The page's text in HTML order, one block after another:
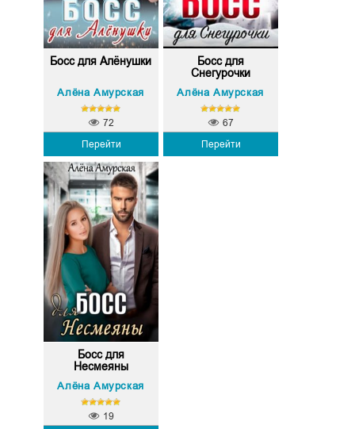
Босс для Алёнушки
Алёна Амурская
Перейти
72
Босс для
Снегурочки
Алёна Амурская
Перейти
67
Босс для
Несмеяны
Алёна Амурская
19